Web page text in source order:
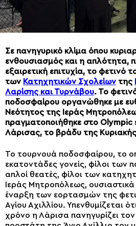
Σε πανηγυρικό κλίμα όπου
ενθουσιασμός και η απλότητα,
εξαιρετική επιτυχία, το
των Κατηχητικών Σχολείωντης
Λαρίσης και Τυρνάβου. Το
ποδοσφαίρου οργανώθηκε με
Νεότητος της Ιεράς
πραγματοποιήθηκε στο Olympic
Λάρισας, το βράδυ της
Το τουρνουά ποδοσφαίρου, το
εκατοντάδες γονείς, φίλοι των
απλοί θεατές, φίλοι των
Ιεράς Μητροπόλεως,
έναρξη των εορτασμών της
Αγίου Αχιλλίου. Υπενθυμίζεται
χρόνο η Λάρισα πανηγυρίζει